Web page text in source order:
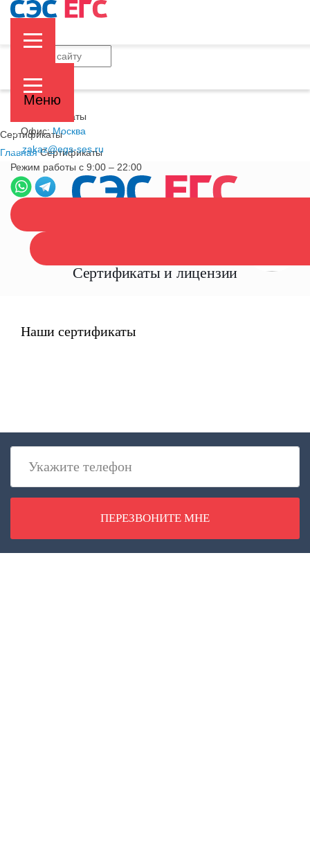
Меню
Офис:Москва
zakaz@egs-ses.ru
Режим работы с 9:00 – 22:00
Главная
Сертификаты
Сертификаты
Главная Сертификаты
Сертификаты и лицензии
Наши сертификаты
ПЕРЕЗВОНИТЕ МНЕ